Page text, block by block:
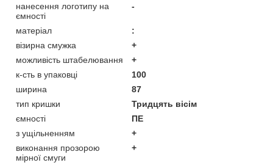
нанесення логотипу на
ємності
-
матеріал
:
візирна смужка
+
можливість штабелювання
+
к-сть в упаковці
100
ширина
87
тип кришки
Тридцять вісім
ємності
ПЕ
з ущільненням
+
виконання прозорою
мірної смуги
+